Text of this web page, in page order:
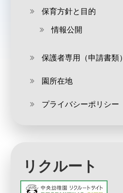
保育方針と目的
情報公開
保護者専用（申請書類）
園所在地
プライバシーポリシー
リクルート